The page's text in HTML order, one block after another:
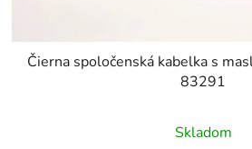
Čierna spoločenská kabelka s
83291
Skladom